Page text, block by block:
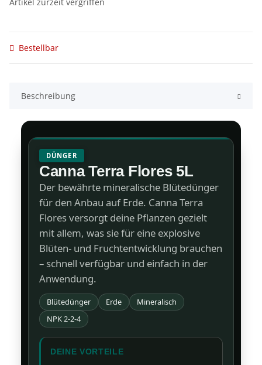
Bestellbar
Beschreibung
DÜNGER
Canna Terra Flores 5L
Der bewährte mineralische Blütedünger
für den Anbau auf Erde. Canna Terra
Flores versorgt deine Pflanzen gezielt
mit allem, was sie für eine explosive
Blüten- und Fruchtentwicklung brauchen
– schnell verfügbar und einfach in der
Anwendung.
Blütedünger Erde
Mineralisch
NPK 2-2-4
DEINE VORTEILE